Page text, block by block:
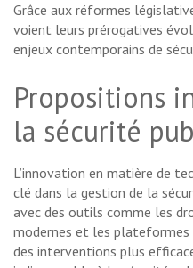
Grâce aux réformes
voient leurs prérogatives
enjeux contemporains de
Propositions
la sécurité
L’innovation en matière de
clé dans la gestion de la
avec des outils comme les
modernes et les plateformes
des interventions plus